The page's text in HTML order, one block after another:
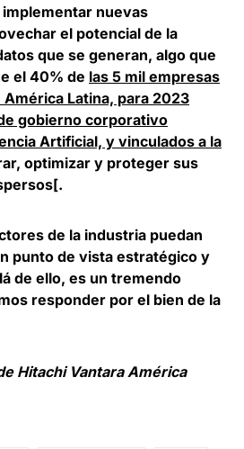
nuevas
el potencial de la
que se generan, algo que
el 40% de las 5 mil empresas
Latina, para 2023
gobierno corporativo
Artificial, y vinculados a la
optimizar y proteger sus
[.
de la industria puedan
punto de vista estratégico y
de ello, es un tremendo
responder por el bien de la
Hitachi Vantara América